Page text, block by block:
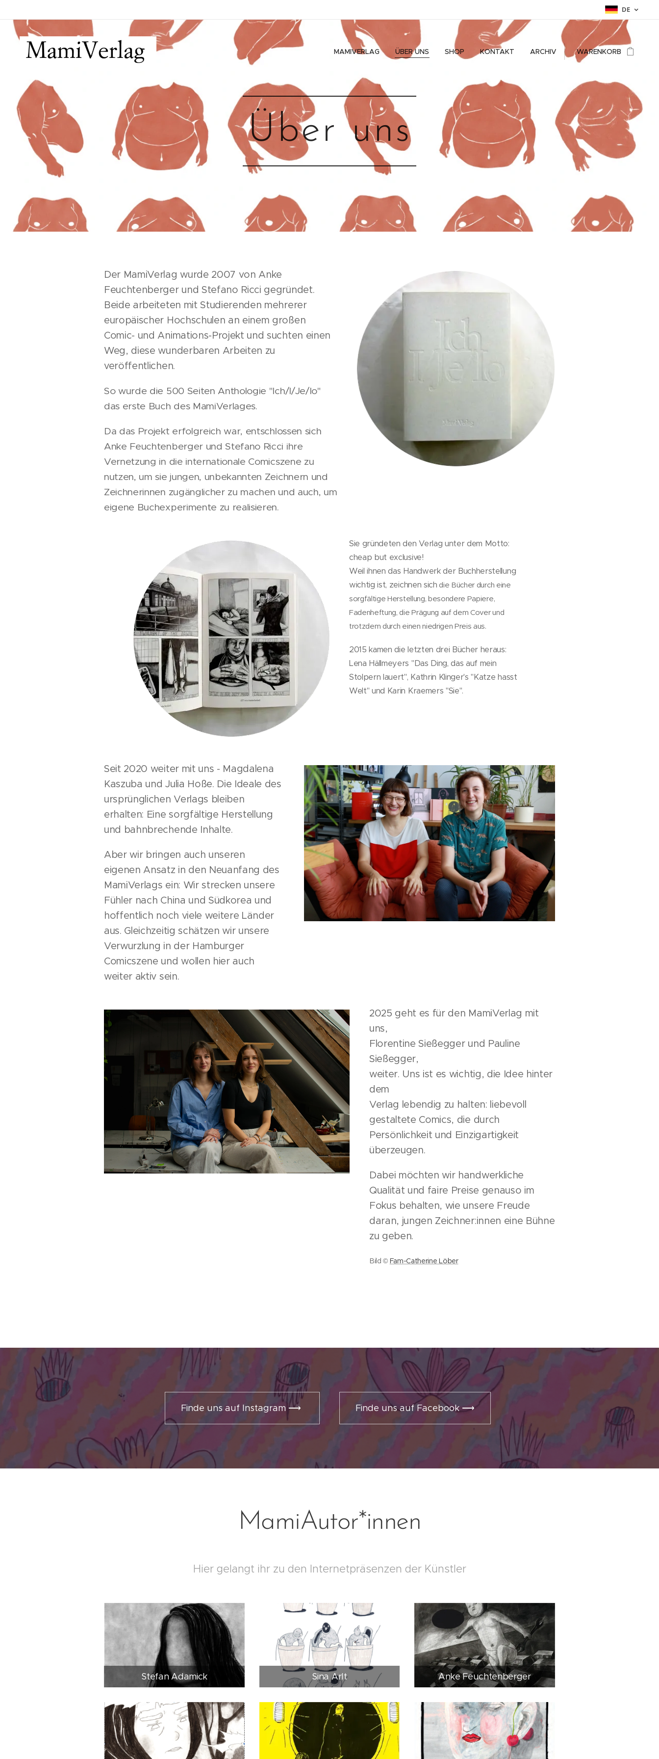
DE
MAMIVERLAG ÜBER UNS SHOP KONTAKT ARCHIV WARENKORB
Über uns
Der MamiVerlag wurde 2007 von Anke
Feuchtenberger und Stefano Ricci gegründet.
Beide arbeiteten mit Studierenden mehrerer
europäischer Hochschulen an einem großen
Comic- und Animations-Projekt und suchten einen
Weg, diese wunderbaren Arbeiten zu
veröffentlichen.
So wurde die 500 Seiten Anthologie "Ich/I/Je/Io"
das erste Buch des MamiVerlages.
Da das Projekt erfolgreich war, entschlossen sich
Anke Feuchtenberger und Stefano Ricci ihre
Vernetzung in die internationale Comicszene zu
nutzen, um sie jungen, unbekannten Zeichnern und
Zeichnerinnen zugänglicher zu machen und auch, um
eigene Buchexperimente zu realisieren.
Sie gründeten den Verlag unter dem Motto:
cheap but exclusive!
Weil ihnen das Handwerk der Buchherstellung
wichtig ist, zeichnen sich die Bücher durch eine
sorgfältige Herstellung, besondere Papiere,
Fadenheftung, die Prägung auf dem Cover und
trotzdem durch einen niedrigen Preis aus.
2015 kamen die letzten drei Bücher heraus:
Lena Hällmeyers "Das Ding, das auf mein
Stolpern lauert", Kathrin Klinger's "Katze hasst
Welt" und Karin Kraemers "Sie".
Seit 2020 weiter mit uns - Magdalena
Kaszuba und Julia Hoße. Die Ideale des
ursprünglichen Verlags bleiben
erhalten: Eine sorgfältige Herstellung
und bahnbrechende Inhalte.
Aber wir bringen auch unseren
eigenen Ansatz in den Neuanfang des
MamiVerlags ein: Wir strecken unsere
Fühler nach China und Südkorea und
hoffentlich noch viele weitere Länder
aus. Gleichzeitig schätzen wir unsere
Verwurzlung in der Hamburger
Comicszene und wollen hier auch
weiter aktiv sein.
2025 geht es für den MamiVerlag mit
uns,
Florentine Sießegger und Pauline
Sießegger,
weiter. Uns ist es wichtig, die Idee hinter
dem
Verlag lebendig zu halten: liebevoll
gestaltete Comics, die durch
Persönlichkeit und Einzigartigkeit
überzeugen.
Dabei möchten wir handwerkliche
Qualität und faire Preise genauso im
Fokus behalten, wie unsere Freude
daran, jungen Zeichner:innen eine Bühne
zu geben.
Bild © Fam-Catherine Löber
Finde uns auf Instagram ⟶ Finde uns auf Facebook ⟶
MamiAutor*innen
Hier gelangt ihr zu den Internetpräsenzen der Künstler
Stefan Adamick Sina Arlt Anke Feuchtenberger